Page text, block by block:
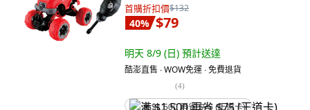
首購折扣價$132
40% $79
明天 8/9 (日) 預計送達
酷澎直售 ∙ WOW免運 ∙ 免費退貨
(4)
满 $1,500 再省 $75 (王道卡)